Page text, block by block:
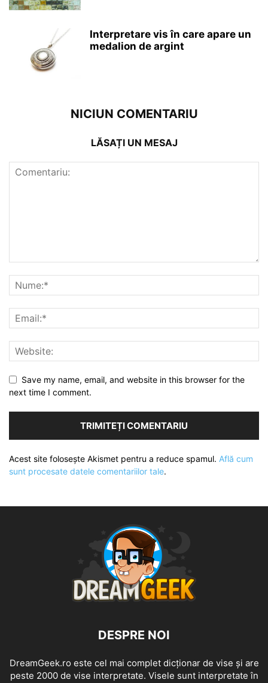
Interpretare vis în care apare un
medalion de argint
NICIUN COMENTARIU
LĂSAȚI UN MESAJ
Save my name, email, and website in this browser for the
next time I comment.
Acest site folosește Akismet pentru a reduce spamul. Află cum
sunt procesate datele comentariilor tale.
DESPRE NOI
DreamGeek.ro este cel mai complet dicționar de vise și are
peste 2000 de vise interpretate. Visele sunt interpretate în